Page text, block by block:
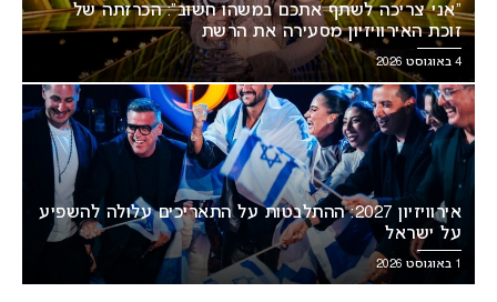
“אני צריכה לשתף אתכם במשהו חשוב”: הכרזתה של
זוכת האירוויזיון מסעירה את הרשת
4 באוגוסט 2026
אירוויזיון 2027: ההתלבטות על התאריכים עלולה להשפיע
על ישראל
1 באוגוסט 2026